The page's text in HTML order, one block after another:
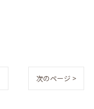
次のページ >